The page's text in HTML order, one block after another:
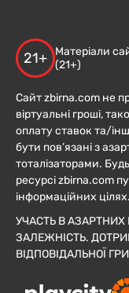
21+
Матеріали
(21+)
Сайт zbirna.com не
віртуальні гроші,
оплату ставок та/
бути пов’язані з
тоталізаторами.
ресурсі zbirna.com
інформаційних цілях.
УЧАСТЬ В АЗАРТНИХ
ЗАЛЕЖНІСТЬ.
ВІДПОВІДАЛЬНОЇ